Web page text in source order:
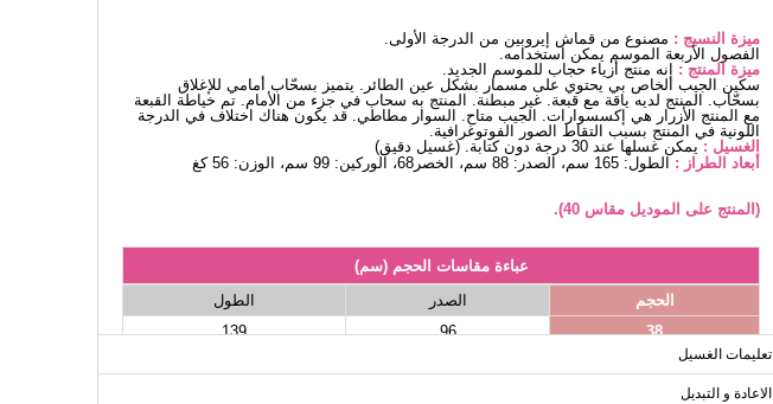
ميزة النسيج : مصنوع من قماش إيروبين من الدرجة الأولى.
الفصول الأربعة الموسم يمكن استخدامه.
ميزة المنتج : إنه منتج أزياء حجاب للموسم الجديد.
سكين الجيب الخاص بي يحتوي على مسمار بشكل عين الطائر. يتميز بسحّاب أمامي للإغلاق
بسحّاب. المنتج لديه ياقة مع قبعة. غير مبطنة. المنتج به سحاب في جزء من الأمام. تم خياطة القبعة
مع المنتج الأزرار هي إكسسوارات. الجيب متاح. السوار مطاطي. قد يكون هناك اختلاف في الدرجة
اللونية في المنتج بسبب التقاط الصور الفوتوغرافية.
الغسيل : يمكن غسلها عند 30 درجة دون كتابة. (غسيل دقيق)
أبعاد الطراز : الطول: 165 سم، الصدر: 88 سم، الخصر68، الوركين: 99 سم، الوزن: 56 كغ
(المنتج على الموديل مقاس 40).
عباءة مقاسات الحجم (سم)
الحجم
الصدر
الطول
38
96
139
تعليمات الغسيل
الاعادة و التبديل